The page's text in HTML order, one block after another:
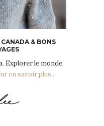
& BONS
Explorer le monde
en savoir plus...